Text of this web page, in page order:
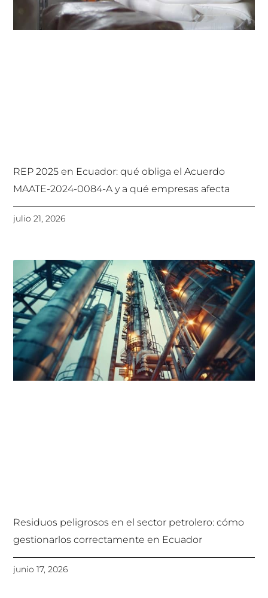
REP 2025 en Ecuador: qué obliga el Acuerdo
MAATE-2024-0084-A y a qué empresas afecta
julio 21, 2026
Residuos peligrosos en el sector petrolero: cómo
gestionarlos correctamente en Ecuador
junio 17, 2026